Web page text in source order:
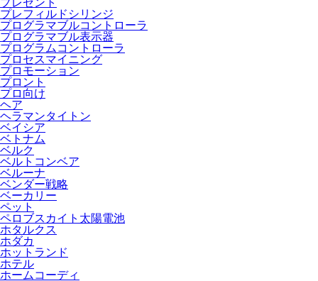
プレゼント
プレフィルドシリンジ
プログラマブルコントローラ
プログラマブル表示器
プログラムコントローラ
プロセスマイニング
プロモーション
プロント
プロ向け
ヘア
ヘラマンタイトン
ベイシア
ベトナム
ベルク
ベルトコンベア
ベルーナ
ベンダー戦略
ベーカリー
ペット
ペロブスカイト太陽電池
ホタルクス
ホダカ
ホットランド
ホテル
ホームコーディ